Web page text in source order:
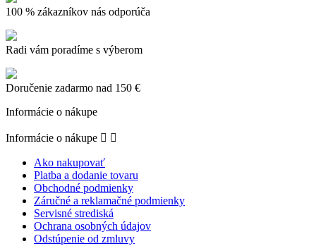
100 % zákazníkov nás odporúča
Radi vám poradíme s výberom
Doručenie zadarmo nad 150 €
Informácie o nákupe
Informácie o nákupe  
Ako nakupovať
Platba a dodanie tovaru
Obchodné podmienky
Záručné a reklamačné podmienky
Servisné strediská
Ochrana osobných údajov
Odstúpenie od zmluvy